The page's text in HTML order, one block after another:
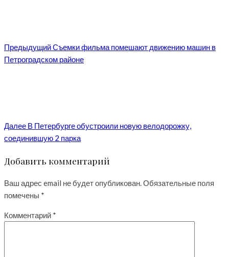
ПредыдущийСъемки фильма помешают движению машин в
Петроградском районе
Далее В Петербурге обустроили новую велодорожку,
соединившую 2 парка
Добавить комментарий
Ваш адрес email не будет опубликован.Обязательные поля
помечены *
Комментарий *